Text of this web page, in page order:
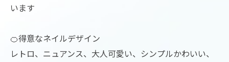
います
🍊得意なネイルデザイン
レトロ、ニュアンス、大人可愛い、シンプルかわいい、